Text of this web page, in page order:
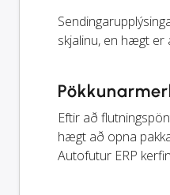
skjalinu, en hægt er
Eftir að
hægt að opna
Autofutur ERP